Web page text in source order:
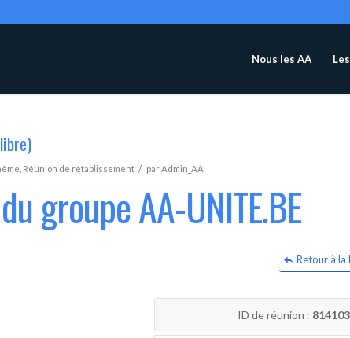
Nous les AA
Réunion de rétablissement / parAdmin_AA
groupe AA-UNITE.BE
Retour à la
ID de réunion :